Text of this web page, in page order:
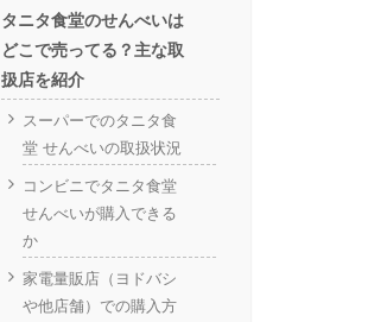
タニタ食堂のせんべいは
どこで売ってる？主な取
扱店を紹介
スーパーでのタニタ食
堂 せんべいの取扱状況
コンビニでタニタ食堂
せんべいが購入できる
か
家電量販店（ヨドバシ
や他店舗）での購入方